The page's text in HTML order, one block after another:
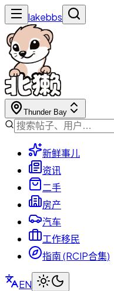
lakebbs
Thunder Bay
新鲜事儿
资讯
二手
房产
汽车
工作移民
指南 (RCIP合集)
EN